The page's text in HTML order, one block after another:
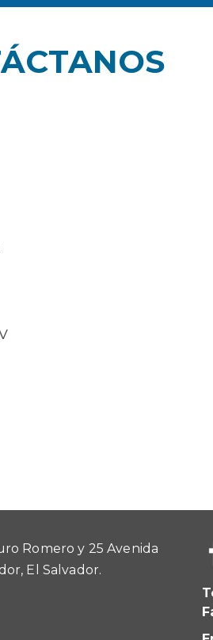
Romero y 25 Avenida
El Salvador.